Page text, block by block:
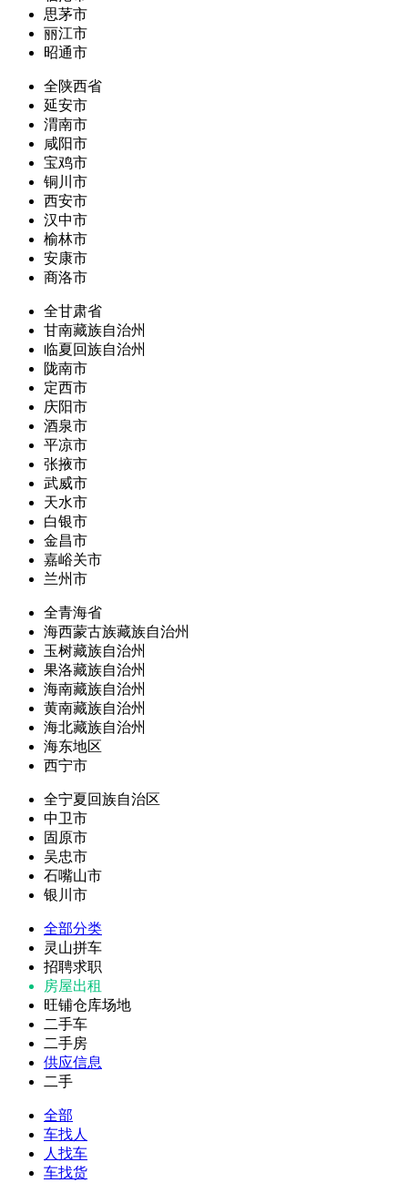
思茅市
丽江市
昭通市
全陕西省
延安市
渭南市
咸阳市
宝鸡市
铜川市
西安市
汉中市
榆林市
安康市
商洛市
全甘肃省
甘南藏族自治州
临夏回族自治州
陇南市
定西市
庆阳市
酒泉市
平凉市
张掖市
武威市
天水市
白银市
金昌市
嘉峪关市
兰州市
全青海省
海西蒙古族藏族自治州
玉树藏族自治州
果洛藏族自治州
海南藏族自治州
黄南藏族自治州
海北藏族自治州
海东地区
西宁市
全宁夏回族自治区
中卫市
固原市
吴忠市
石嘴山市
银川市
全部分类
灵山拼车
招聘求职
房屋出租
旺铺仓库场地
二手车
二手房
供应信息
二手
全部
车找人
人找车
车找货